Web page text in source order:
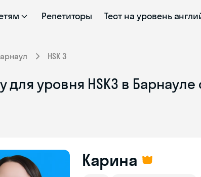
Репетиторы Тест на уровень
HSK 3
уровня HSK3 в Барнауле
Карина